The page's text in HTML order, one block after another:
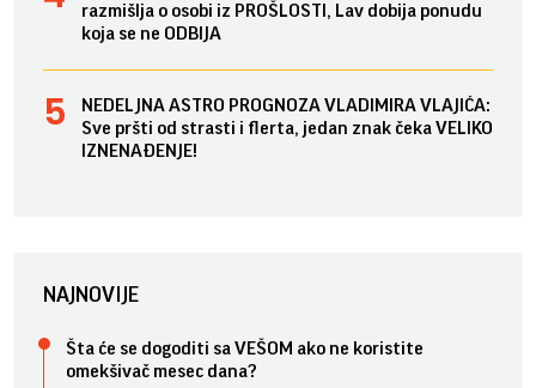
razmišlja o osobi iz PROŠLOSTI, Lav dobija ponudu
koja se ne ODBIJA
NEDELJNA ASTRO PROGNOZA VLADIMIRA VLAJIĆA:
Sve pršti od strasti i flerta, jedan znak čeka VELIKO
IZNENAĐENJE!
NAJNOVIJE
Šta će se dogoditi sa VEŠOM ako ne koristite
omekšivač mesec dana?